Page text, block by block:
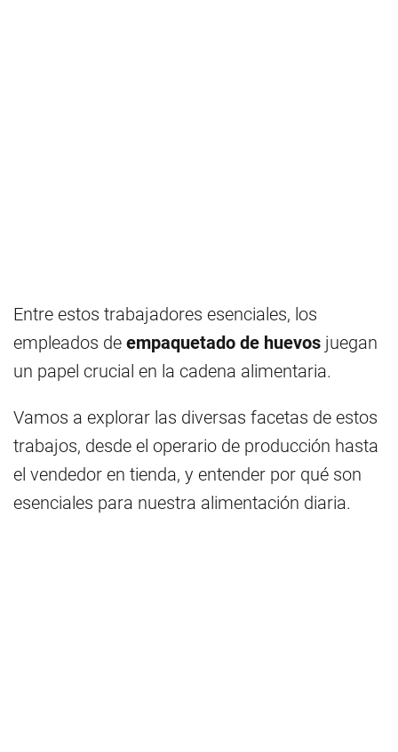
Entre estos trabajadores esenciales, los
empleados de empaquetado de huevos juegan
un papel crucial en la cadena alimentaria.
Vamos a explorar las diversas facetas de estos
trabajos, desde el operario de producción hasta
el vendedor en tienda, y entender por qué son
esenciales para nuestra alimentación diaria.